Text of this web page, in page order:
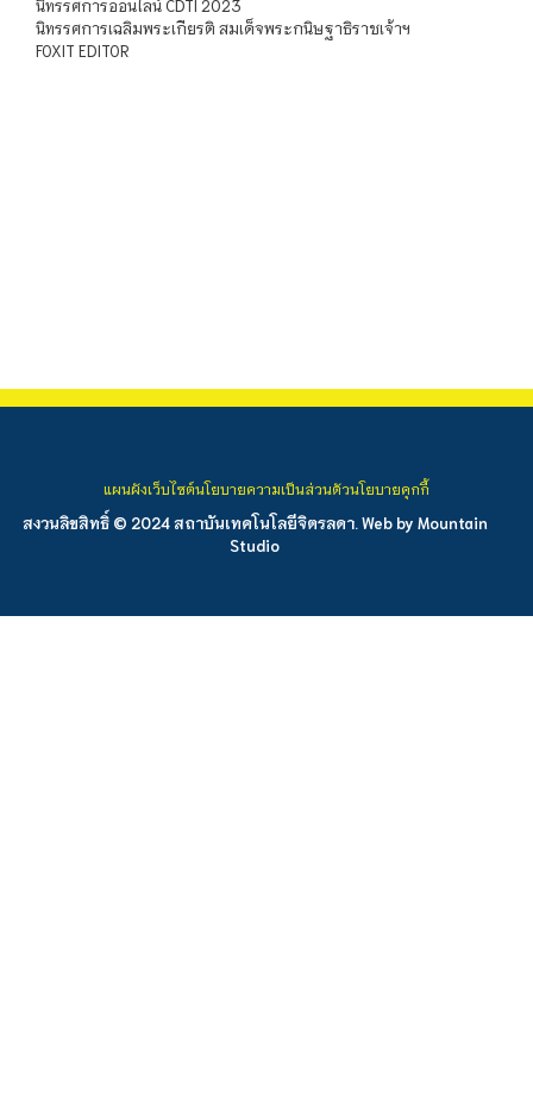
นิทรรศการออนไลน์ CDTI 2023
นิทรรศการเฉลิมพระเกียรติ สมเด็จพระกนิษฐาธิราชเจ้าฯ
FOXIT EDITOR
สงวนลิขสิทธิ์ © 2024 สถาบันเทคโนโลยีจิตรลดา. Web by Mountain
Studio
แผนผังเว็บไซต์นโยบายความเป็นส่วนตัวนโยบายคุกกี้